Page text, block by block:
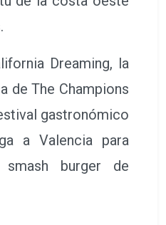
Dreaming, la
de The Champions
gastronómico
a Valencia para
burger de